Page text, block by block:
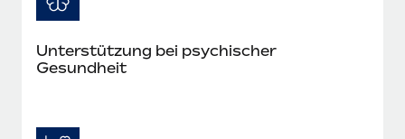
Unterstützung bei psychischer
Gesundheit